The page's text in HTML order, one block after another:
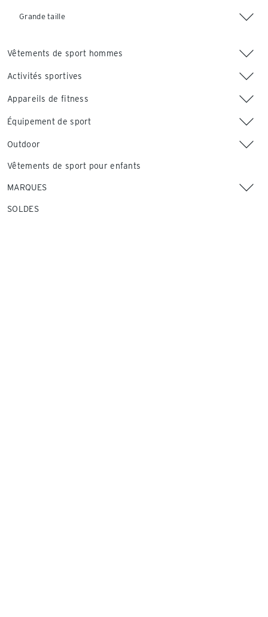
Grande taille
Vêtements de sport hommes
Activités sportives
Appareils de fitness
Équipement de sport
Outdoor
Vêtements de sport pour enfants
MARQUES
SOLDES